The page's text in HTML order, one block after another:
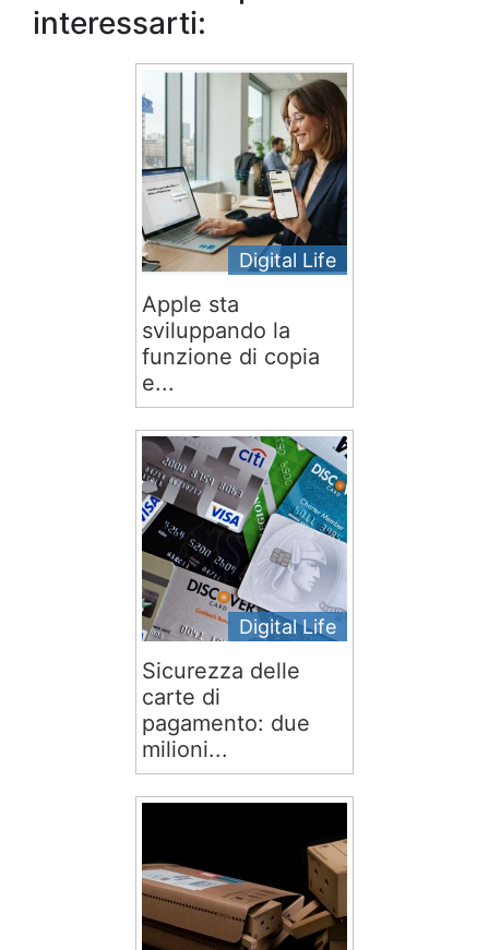
interessarti:
Digital Life
Apple sta
sviluppando la
funzione di copia
e...
Digital Life
Sicurezza delle
carte di
pagamento: due
milioni...